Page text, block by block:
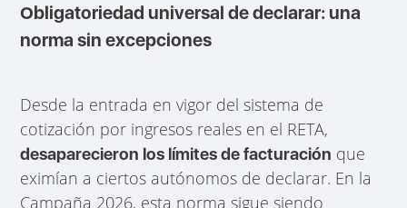
Obligatoriedad universal de declarar: una
norma sin excepciones
Desde la entrada en vigor del sistema de
cotización por ingresos reales en el RETA,
desaparecieron los límites de facturación que
eximían a ciertos autónomos de declarar. En la
Campaña 2026, esta norma sigue siendo